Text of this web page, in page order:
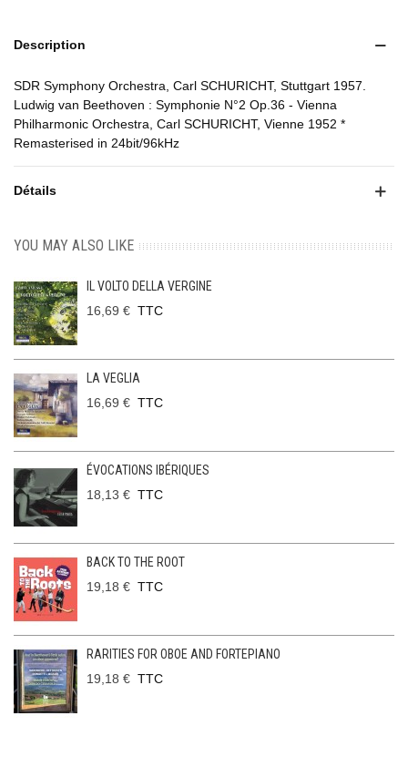
Description
SDR Symphony Orchestra, Carl SCHURICHT, Stuttgart 1957.
Ludwig van Beethoven : Symphonie N°2 Op.36 - Vienna
Philharmonic Orchestra, Carl SCHURICHT, Vienne 1952 *
Remasterised in 24bit/96kHz
Détails
YOU MAY ALSO LIKE
IL VOLTO DELLA VERGINE
16,69 € TTC
LA VEGLIA
16,69 € TTC
ÉVOCATIONS IBÉRIQUES
18,13 € TTC
BACK TO THE ROOT
19,18 € TTC
RARITIES FOR OBOE AND FORTEPIANO
19,18 € TTC